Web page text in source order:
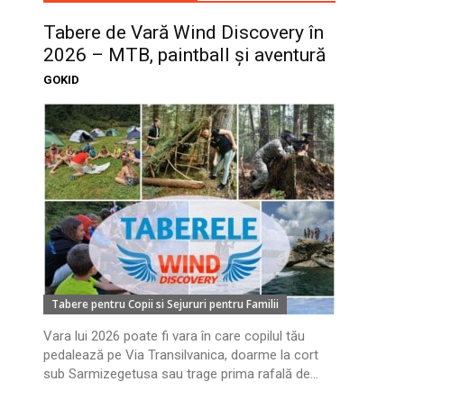
Tabere de Vară Wind Discovery în
2026 – MTB, paintball și aventură
GOKID
Tabere pentru Copii si Sejururi pentru Familii
Vara lui 2026 poate fi vara în care copilul tău
pedalează pe Via Transilvanica, doarme la cort
sub Sarmizegetusa sau trage prima rafală de...